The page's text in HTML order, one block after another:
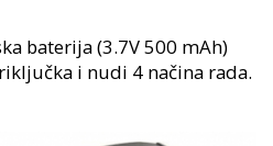
baterija (3.7V 500 mAh)
i nudi 4 načina rada.